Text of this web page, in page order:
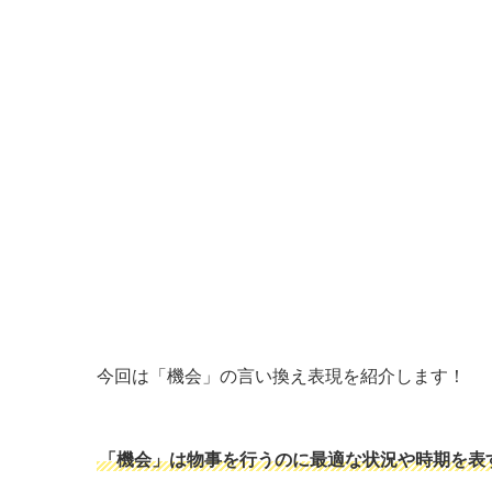
今回は「機会」の言い換え表現を紹介します！
「機会」は物事を行うのに最適な状況や時期を表